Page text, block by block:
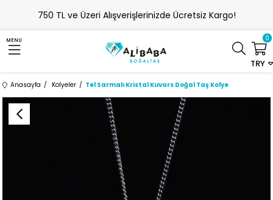
750 TL ve Üzeri Alışverişlerinizde Ücretsiz Kargo!
MENU
TRY
0
Anasayfa Kolyeler Tel Sarmalı Kristal Kuvars Doğal Taş Kolye